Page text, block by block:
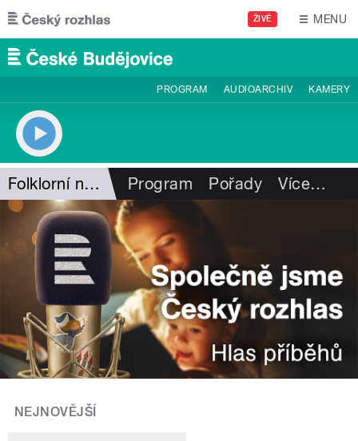
Přejít k hlavnímu obsahu
ŽIVĚ MENU
PROGRAM AUDIOARCHIV KAMERY
Folklorní notování Program Pořady Více…
NEJNOVĚJŠÍ